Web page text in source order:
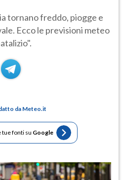
tornano freddo, piogge e
Ecco le previsioni meteo
da Meteo.it
tue fonti su Google